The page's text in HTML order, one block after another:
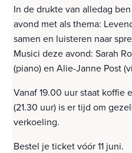
In de drukte van alledag
avond met als thema:
samen en luisteren naar
Musici deze avond: Sarah
(piano) en Alie-Janne Post
Vanaf 19.00 uur staat koffie
(21.30 uur) is er tijd om
verkoeling.
Bestel je ticket vóór 11 juni.